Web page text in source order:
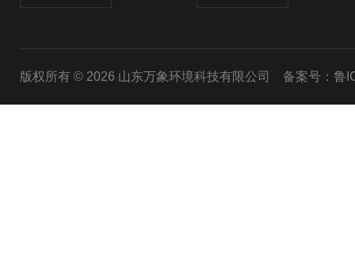
版权所有 © 2026 山东万象环境科技有限公司 备案号：鲁